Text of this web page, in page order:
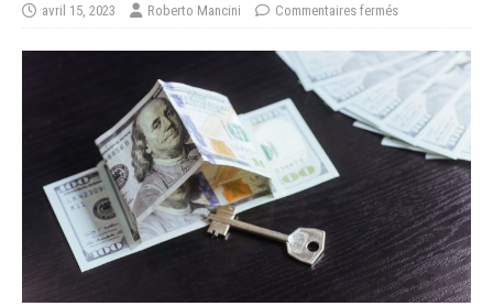
avril 15, 2023 Roberto Mancini Commentaires fermés